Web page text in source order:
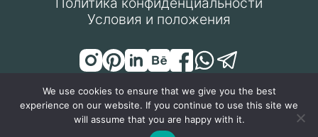
Условия и положения
© Все права защищены 2024
We use cookies to ensure that we give you the best
experience on our website. If you continue to use this site we
will assume that you are happy with it.